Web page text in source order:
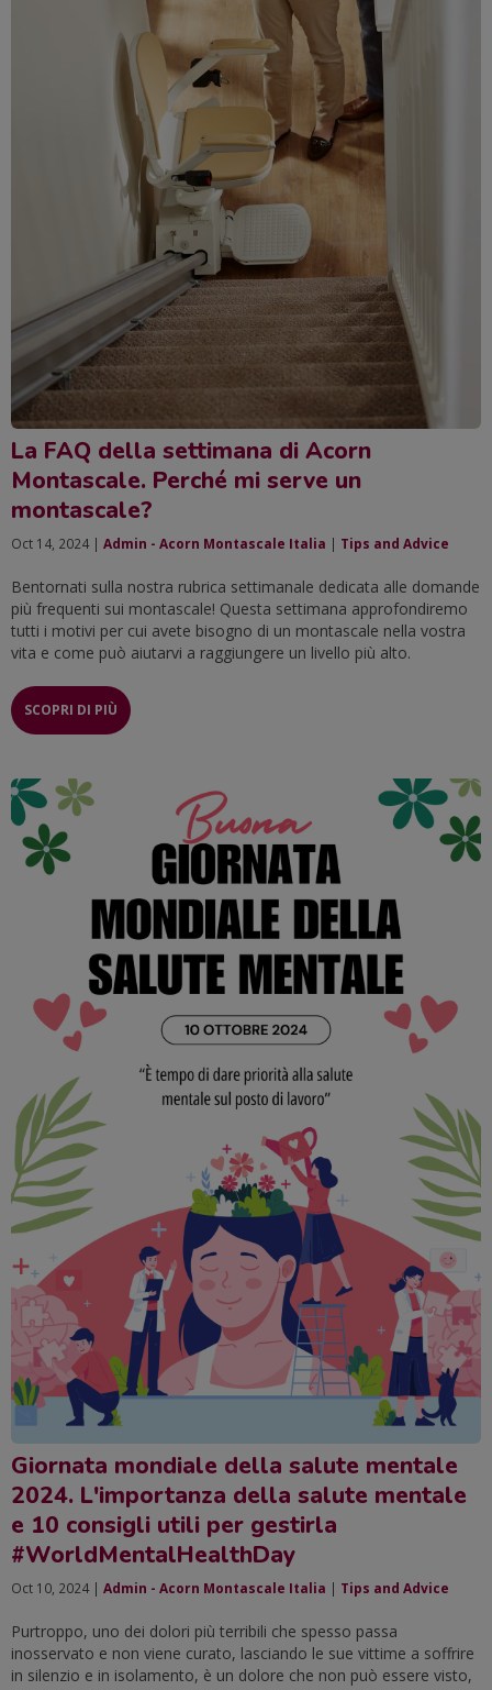
La FAQ della settimana di Acorn
Montascale. Perché mi serve un
montascale?
Oct 14, 2024 | Admin - Acorn Montascale Italia | Tips and Advice
Bentornati sulla nostra rubrica settimanale dedicata alle domande
più frequenti sui montascale! Questa settimana approfondiremo
tutti i motivi per cui avete bisogno di un montascale nella vostra
vita e come può aiutarvi a raggiungere un livello più alto.
SCOPRI DI PIÙ
Giornata mondiale della salute mentale
2024. L'importanza della salute mentale
e 10 consigli utili per gestirla
#WorldMentalHealthDay
Oct 10, 2024 | Admin - Acorn Montascale Italia | Tips and Advice
Purtroppo, uno dei dolori più terribili che spesso passa
inosservato e non viene curato, lasciando le sue vittime a soffrire
in silenzio e in isolamento, è un dolore che non può essere visto,